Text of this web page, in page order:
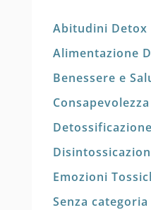
Abitudini Detox
Alimentazione
Benessere e
Emozioni
Senza categoria